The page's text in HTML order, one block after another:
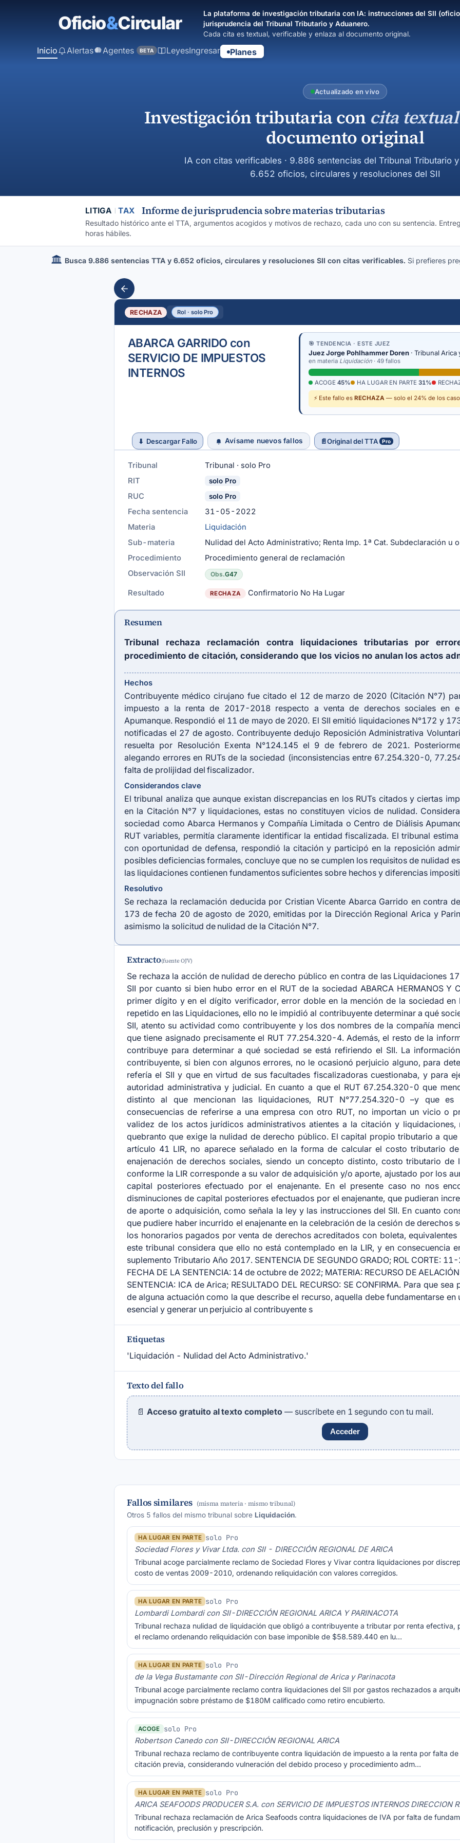
La plataforma de investigación tributaria con IA: instrucciones del SII
jurisprudencia del Tribunal Tributario y Aduanero.
Cada cita es textual, verificable y enlaza al documento original.
Inicio Ingresar Planes
Alertas Agentes BETA Leyes
Actualizado en vivo
Investigación tributaria con cita textual
documento original
IA con citas verificables · 9.886 sentencias del Tribunal Tributario y
6.652 oficios, circulares y resoluciones del SII
LITIGA TAX Informe de jurisprudencia sobre materias tributarias
Resultado histórico ante el TTA, argumentos acogidos y motivos de rechazo, cada uno con su sentencia.
horas hábiles.
Busca 9.886 sentencias TTA y 6.652 oficios, circulares y resoluciones SII con citas verificables. Si prefieres
RECHAZA Rol · solo Pro
ABARCA GARRIDO con
SERVICIO DE IMPUESTOS
INTERNOS
🎯 TENDENCIA · ESTE JUEZ
Juez Jorge Pohlhammer Doren · Tribunal Arica
en materia Liquidación · 49 fallos
ACOGE 45% HA LUGAR EN PARTE 31%
⚡ Este fallo es RECHAZA — solo el 24% de los
⬇ Descargar Fallo Avísame nuevos fallos 📄Original del TTA Pro
Tribunal
Tribunal · solo Pro
RIT
solo Pro
RUC solo Pro
Fecha sentencia
31-05-2022
Materia
Liquidación
Sub-materia
Nulidad del Acto Administrativo; Renta Imp. 1ª Cat. Subdeclaración u
Procedimiento
Procedimiento general de reclamación
Observación SII
Obs.G47
Resultado RECHAZA Confirmatorio No Ha Lugar
Resumen
Tribunal rechaza reclamación contra liquidaciones tributarias por
procedimiento de citación, considerando que los vicios no anulan los actos
Hechos
Contribuyente médico cirujano fue citado el 12 de marzo de 2020 (Citación N°7)
impuesto a la renta de 2017-2018 respecto a venta de derechos sociales en
Apumanque. Respondió el 11 de mayo de 2020. El SII emitió liquidaciones N°172 y
notificadas el 27 de agosto. Contribuyente dedujo Reposición Administrativa
resuelta por Resolución Exenta N°124.145 el 9 de febrero de 2021.
alegando errores en RUTs de la sociedad (inconsistencias entre 67.254.320-0,
falta de prolijidad del fiscalizador.
Considerandos clave
El tribunal analiza que aunque existan discrepancias en los RUTs citados y ciertas
en la Citación N°7 y liquidaciones, estas no constituyen vicios de nulidad.
sociedad como Abarca Hermanos y Compañía Limitada o Centro de Diálisis
RUT variables, permitía claramente identificar la entidad fiscalizada. El tribunal
con oportunidad de defensa, respondió la citación y participó en la reposición
posibles deficiencias formales, concluye que no se cumplen los requisitos de nulidad
las liquidaciones contienen fundamentos suficientes sobre hechos y diferencias
Resolutivo
Se rechaza la reclamación deducida por Cristian Vicente Abarca Garrido en contra
173 de fecha 20 de agosto de 2020, emitidas por la Dirección Regional Arica y
asimismo la solicitud de nulidad de la Citación N°7.
Extracto(fuente OJV)
Se rechaza la acción de nulidad de derecho público en contra de las Liquidaciones
SII por cuanto si bien hubo error en el RUT de la sociedad ABARCA HERMANOS Y
primer dígito y en el dígito verificador, error doble en la mención de la sociedad
repetido en las Liquidaciones, ello no le impidió al contribuyente determinar a qué
SII, atento su actividad como contribuyente y los dos nombres de la compañía
que tiene asignado precisamente el RUT 77.254.320-4. Además, el resto de la
contribuye para determinar a qué sociedad se está refiriendo el SII. La
contribuyente, si bien con algunos errores, no le ocasionó perjuicio alguno, para
refería el SII y que en virtud de sus facultades fiscalizadoras cuestionaba, y para
autoridad administrativa y judicial. En cuanto a que el RUT 67.254.320-0 que
distinto al que mencionan las liquidaciones, RUT N°77.254.320-0 –y que
consecuencias de referirse a una empresa con otro RUT, no importan un vicio o
validez de los actos jurídicos administrativos atientes a la citación y
quebranto que exige la nulidad de derecho público. El capital propio tributario a
artículo 41 LIR, no aparece señalado en la forma de calcular el costo tributario
enajenación de derechos sociales, siendo un concepto distinto, costo tributario de
conforme la LIR corresponde a su valor de adquisición y/o aporte, ajustado por los
capital posteriores efectuado por el enajenante. En el presente caso no nos
disminuciones de capital posteriores efectuados por el enajenante, que pudieran
de aporte o adquisición, como señala la ley y las instrucciones del SII. En cuanto
que pudiere haber incurrido el enajenante en la celebración de la cesión de derechos
los honorarios pagados por venta de derechos acreditados con boleta,
este tribunal considera que ello no está contemplado en la LIR, y en consecuencia
suplemento Tributario Año 2017. SENTENCIA DE SEGUNDO GRADO; ROL CORTE:
FECHA DE LA SENTENCIA: 14 de octubre de 2022; MATERIA: RECURSO DE
SENTENCIA: ICA de Arica; RESULTADO DEL RECURSO: SE CONFIRMA. Para que
de alguna actuación como la que describe el recurso, aquella debe fundamentarse
esencial y generar un perjuicio al contribuyente s
Etiquetas
'Liquidación - Nulidad del Acto Administrativo.'
Texto del fallo
📄 Acceso gratuito al texto completo — suscríbete en 1 segundo con tu mail.
Acceder
Fallos similares (misma materia · mismo tribunal)
Otros 5 fallos del mismo tribunal sobre Liquidación.
HA LUGAR EN PARTE solo Pro
Sociedad Flores y Vivar Ltda. con SII - DIRECCIÓN REGIONAL DE ARICA
Tribunal acoge parcialmente reclamo de Sociedad Flores y Vivar contra liquidaciones por
costo de ventas 2009-2010, ordenando reliquidación con valores corregidos.
HA LUGAR EN PARTE solo Pro
Lombardi Lombardi con SII-DIRECCIÓN REGIONAL ARICA Y PARINACOTA
Tribunal rechaza nulidad de liquidación que obligó a contribuyente a tributar por renta efectiva,
el reclamo ordenando reliquidación con base imponible de $58.589.440 en lu…
HA LUGAR EN PARTE solo Pro
de la Vega Bustamante con SII-Dirección Regional de Arica y Parinacota
Tribunal acoge parcialmente reclamo contra liquidaciones del SII por gastos rechazados a
impugnación sobre préstamo de $180M calificado como retiro encubierto.
ACOGE solo Pro
Robertson Canedo con SII-DIRECCIÓN REGIONAL ARICA
Tribunal rechaza reclamo de contribuyente contra liquidación de impuesto a la renta por falta
citación previa, considerando vulneración del debido proceso y procedimiento adm…
HA LUGAR EN PARTE solo Pro
ARICA SEAFOODS PRODUCER S.A. con SERVICIO DE IMPUESTOS INTERNOS DIRECCION
Tribunal rechaza reclamación de Arica Seafoods contra liquidaciones de IVA por falta de
notificación, preclusión y prescripción.